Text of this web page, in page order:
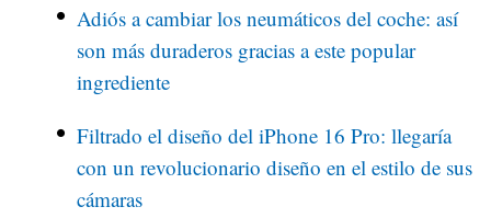
Adiós a cambiar los neumáticos del coche: así
son más duraderos gracias a este popular
ingrediente
Filtrado el diseño del iPhone 16 Pro: llegaría
con un revolucionario diseño en el estilo de sus
cámaras